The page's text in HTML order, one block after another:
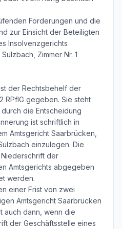
Forderungen und die
zur Einsicht der Beteiligten
Insolvenzgerichts
Zimmer Nr. 1
der Rechtsbehelf der
RPflG gegeben. Sie steht
die Entscheidung
ist schriftlich in
Amtsgericht Saarbrücken,
einzulegen. Die
der
Amtsgerichts abgegeben
werden.
einer Frist von zwei
Amtsgericht Saarbrücken
auch dann, wenn die
der Geschäftsstelle eines